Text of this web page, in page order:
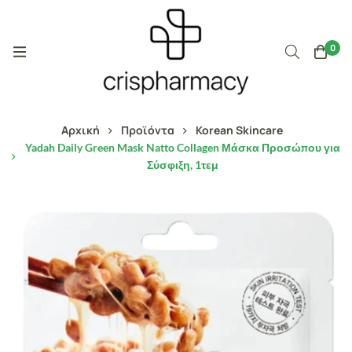
0
Αρχική Προϊόντα Korean Skincare
Yadah Daily Green Mask Natto Collagen Μάσκα Προσώπου για
Σύσφιξη, 1τεμ